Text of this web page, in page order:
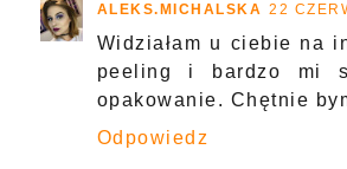
ALEKS.MICHALSKA 22
Widziałam u ciebie na
peeling i bardzo mi
opakowanie. Chętnie
Odpowiedz